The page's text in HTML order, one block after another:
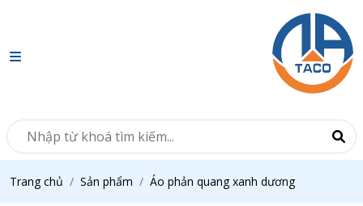
Trang chủ Sản phẩm Áo phản quang xanh dương